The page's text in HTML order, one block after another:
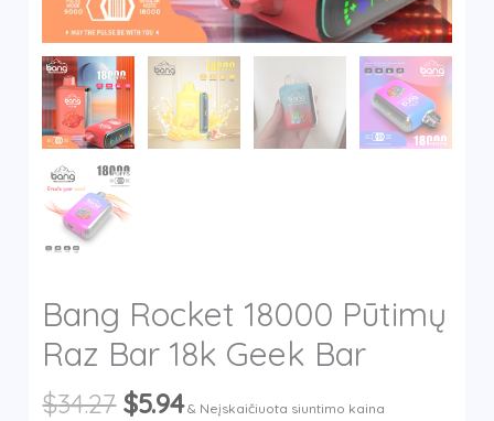
Bang Rocket 18000 Pūtimų
Raz Bar 18k Geek Bar
$34.27 Original
$5.94Current
& Neįskaičiuota siuntimo kaina